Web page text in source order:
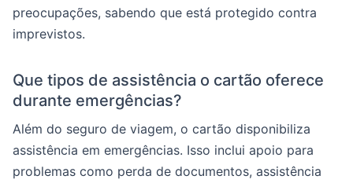
preocupações, sabendo que está protegido contra
imprevistos.
Que tipos de assistência o cartão oferece
durante emergências?
Além do seguro de viagem, o cartão disponibiliza
assistência em emergências. Isso inclui apoio para
problemas como perda de documentos, assistência